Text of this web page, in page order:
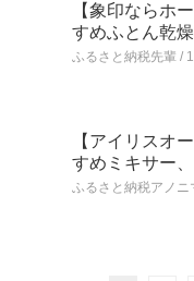
【象印ならホ
すめふとん乾
ふるさと納税先輩 /
【アイリスオ
すめミキサー
ふるさと納税アノ